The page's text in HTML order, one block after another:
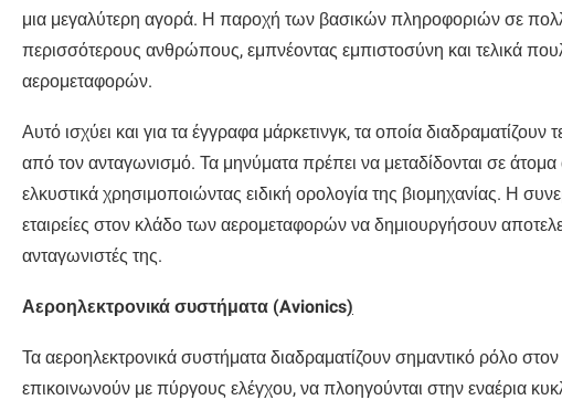
μια μεγαλύτερη αγορά. Η παροχή των βασικών πληροφοριών σε
περισσότερους ανθρώπους, εμπνέοντας εμπιστοσύνη και τελικά
αερομεταφορών.
Αυτό ισχύει και για τα έγγραφα μάρκετινγκ, τα οποία
από τον ανταγωνισμό. Τα μηνύματα πρέπει να μεταδίδονται σε
ελκυστικά χρησιμοποιώντας ειδική ορολογία της βιομηχανίας. Η
εταιρείες στον κλάδο των αερομεταφορών να δημιουργήσουν
ανταγωνιστές της.
Αεροηλεκτρονικά συστήματα (Avionics)
Τα αεροηλεκτρονικά συστήματα διαδραματίζουν σημαντικό ρόλο
επικοινωνούν με πύργους ελέγχου, να πλοηγούνται στην εναέρια